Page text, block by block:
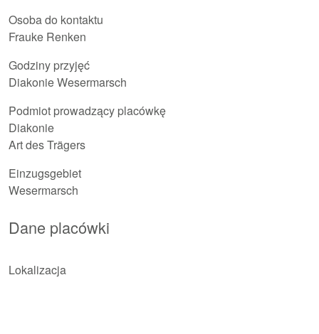
Osoba do kontaktu
Frauke Renken
Godziny przyjęć
Diakonie Wesermarsch
Podmiot prowadzący placówkę
Diakonie
Art des Trägers
Einzugsgebiet
Wesermarsch
Dane placówki
Lokalizacja